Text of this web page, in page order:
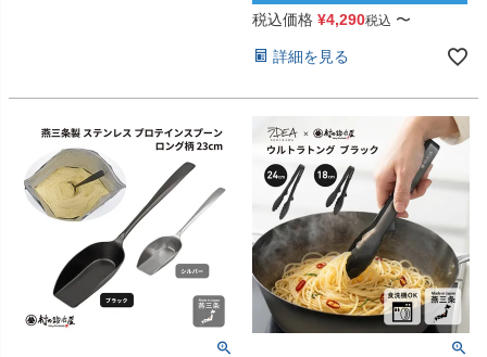
税込価格 ¥4,290税込 〜
詳細を見る